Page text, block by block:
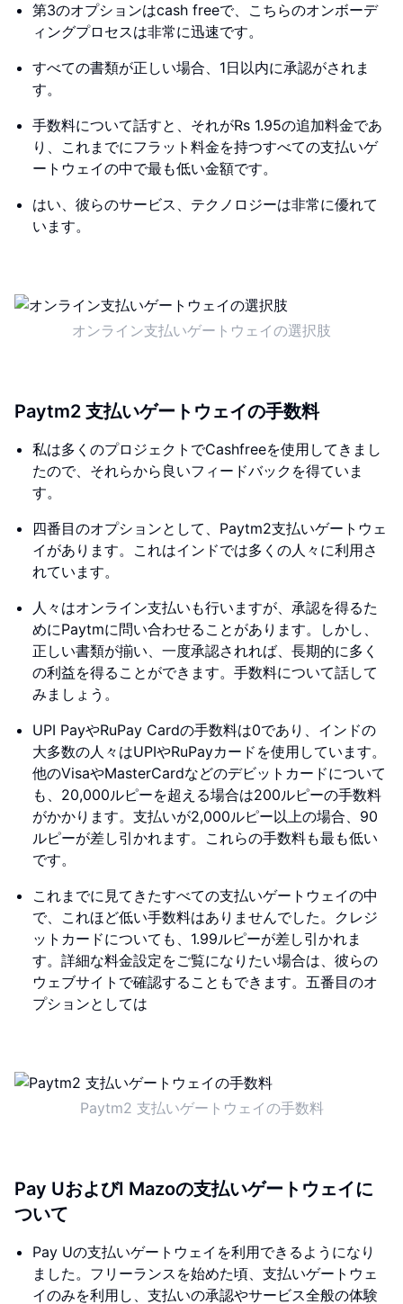
第3のオプションはcash freeで、こちらのオンボーデ
ィングプロセスは非常に迅速です。
すべての書類が正しい場合、1日以内に承認がされま
す。
手数料について話すと、それがRs 1.95の追加料金であ
り、これまでにフラット料金を持つすべての支払いゲ
ートウェイの中で最も低い金額です。
はい、彼らのサービス、テクノロジーは非常に優れて
います。
オンライン支払いゲートウェイの選択肢
Paytm2 支払いゲートウェイの手数料
私は多くのプロジェクトでCashfreeを使用してきまし
たので、それらから良いフィードバックを得ていま
す。
四番目のオプションとして、Paytm2支払いゲートウェ
イがあります。これはインドでは多くの人々に利用さ
れています。
人々はオンライン支払いも行いますが、承認を得るた
めにPaytmに問い合わせることがあります。しかし、
正しい書類が揃い、一度承認されれば、長期的に多く
の利益を得ることができます。手数料について話して
みましょう。
UPI PayやRuPay Cardの手数料は0であり、インドの
大多数の人々はUPIやRuPayカードを使用しています。
他のVisaやMasterCardなどのデビットカードについて
も、20,000ルピーを超える場合は200ルピーの手数料
がかかります。支払いが2,000ルピー以上の場合、90
ルピーが差し引かれます。これらの手数料も最も低い
です。
これまでに見てきたすべての支払いゲートウェイの中
で、これほど低い手数料はありませんでした。クレジ
ットカードについても、1.99ルピーが差し引かれま
す。詳細な料金設定をご覧になりたい場合は、彼らの
ウェブサイトで確認することもできます。五番目のオ
プションとしては
Paytm2 支払いゲートウェイの手数料
Pay UおよびI Mazoの支払いゲートウェイに
ついて
Pay Uの支払いゲートウェイを利用できるようになり
ました。フリーランスを始めた頃、支払いゲートウェ
イのみを利用し、支払いの承認やサービス全般の体験